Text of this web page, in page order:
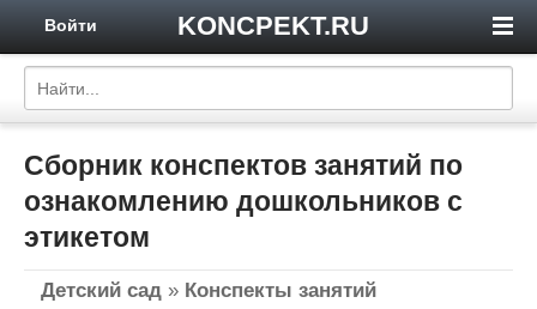
KONCPEKT.RU
Войти
Сборник конспектов занятий по
ознакомлению дошкольников с
этикетом
Детский сад » Конспекты занятий